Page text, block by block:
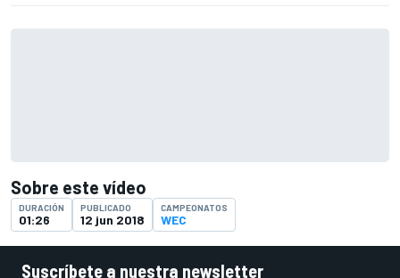
Sobre este vídeo
DURACIÓN
01:26
PUBLICADO
12 jun 2018
CAMPEONATOS
WEC
Suscríbete a nuestra newsletter